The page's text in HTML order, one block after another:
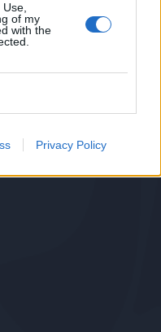
of my
with the
Privacy Policy